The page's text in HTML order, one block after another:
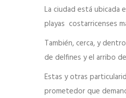
La ciudad está ubicada
playas costarricenses
También, cerca, y
de delfines y el arribo
Estas y otras
prometedor que